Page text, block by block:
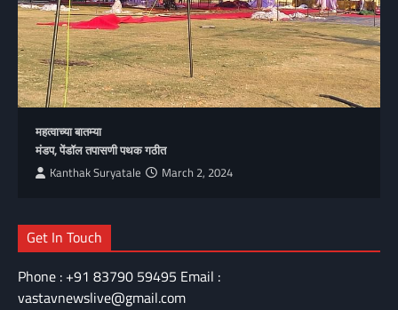
महत्वाच्या बातम्या
मंडप, पेंडॉल तपासणी पथक गठीत
Kanthak Suryatale March 2, 2024
Get In Touch
Phone : +91 83790 59495 Email :
vastavnewslive@gmail.com